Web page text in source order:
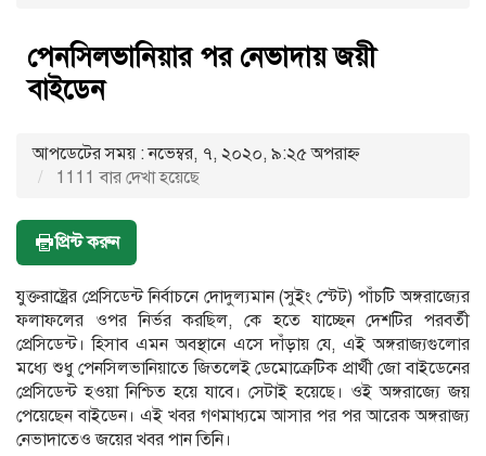
পেনসিলভানিয়ার পর নেভাদায় জয়ী
বাইডেন
আপডেটের সময় : নভেম্বর, ৭, ২০২০, ৯:২৫ অপরাহ্ণ
1111 বার দেখা হয়েছে
প্রিন্ট করুন
যুক্তরাষ্ট্রের প্রেসিডেন্ট নির্বাচনে দোদুল্যমান (সুইং স্টেট) পাঁচটি অঙ্গরাজ্যের
ফলাফলের ওপর নির্ভর করছিল, কে হতে যাচ্ছেন দেশটির পরবর্তী
প্রেসিডেন্ট। হিসাব এমন অবস্থানে এসে দাঁড়ায় যে, এই অঙ্গরাজ্যগুলোর
মধ্যে শুধু পেনসিলভানিয়াতে জিতলেই ডেমোক্রেটিক প্রার্থী জো বাইডেনের
প্রেসিডেন্ট হওয়া নিশ্চিত হয়ে যাবে। সেটাই হয়েছে। ওই অঙ্গরাজ্যে জয়
পেয়েছেন বাইডেন। এই খবর গণমাধ্যমে আসার পর পর আরেক অঙ্গরাজ্য
নেভাদাতেও জয়ের খবর পান তিনি।